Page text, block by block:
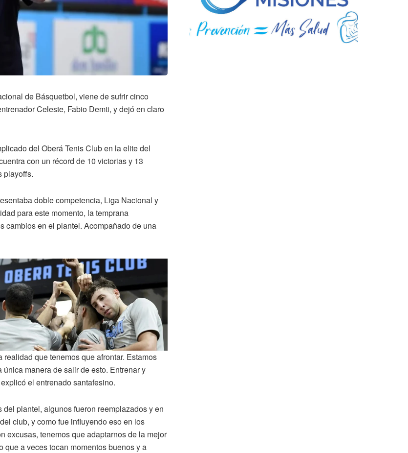
de Básquetbol, viene de sufrir cinco
Celeste, Fabio Demti, y dejó en claro
del Oberá Tenis Club en la elite del
con un récord de 10 victorias y 13
playoffs.
doble competencia, Liga Nacional y
para este momento, la temprana
cambios en el plantel. Acompañado de una
que tenemos que afrontar. Estamos
manera de salir de esto. Entrenar y
el entrenado santafesino.
plantel, algunos fueron reemplazados y en
club, y como fue influyendo eso en los
excusas, tenemos que adaptarnos de la mejor
a veces tocan momentos buenos y a